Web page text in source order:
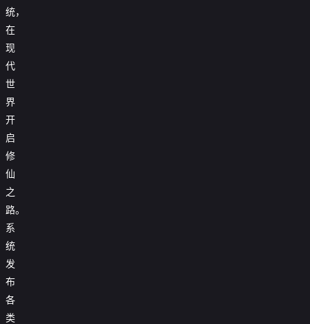
统，
在
现
代
世
界
开
启
修
仙
之
路。
系
统
发
布
各
类